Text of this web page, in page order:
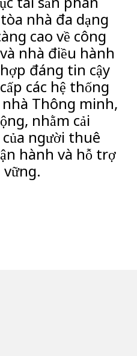
nhà đa dạng
cao về công
nhà điều hành
đáng tin cậy
các hệ thống
nhà Thông minh,
nhằm cải
người thuê
hành và hỗ trợ